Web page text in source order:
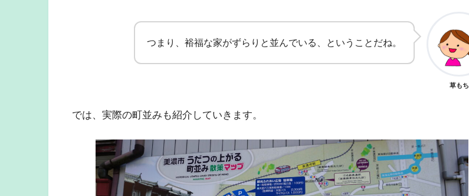
つまり、裕福な家がずらりと並んでいる、ということだね。
草もち
では、実際の町並みも紹介していきます。